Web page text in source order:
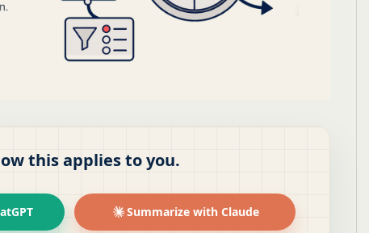
this applies to you.
Summarize with Claude